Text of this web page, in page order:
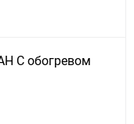
С обогревом